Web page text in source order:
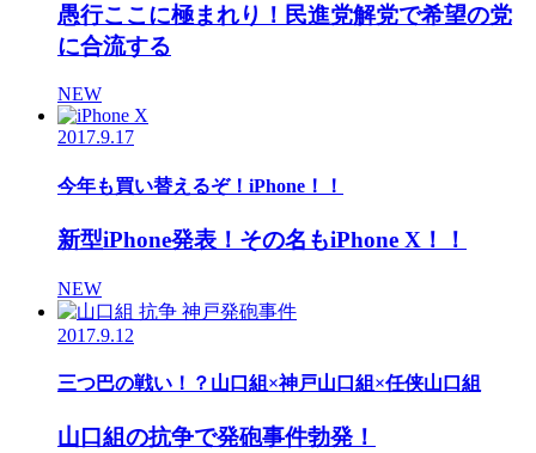
愚行ここに極まれり！民進党解党で希望の党
に合流する
NEW
2017.9.17
今年も買い替えるぞ！iPhone！！
新型iPhone発表！その名もiPhone X！！
NEW
2017.9.12
三つ巴の戦い！？山口組×神戸山口組×任侠山口組
山口組の抗争で発砲事件勃発！